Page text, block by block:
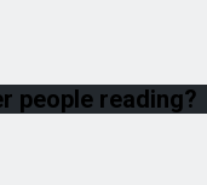
people reading?